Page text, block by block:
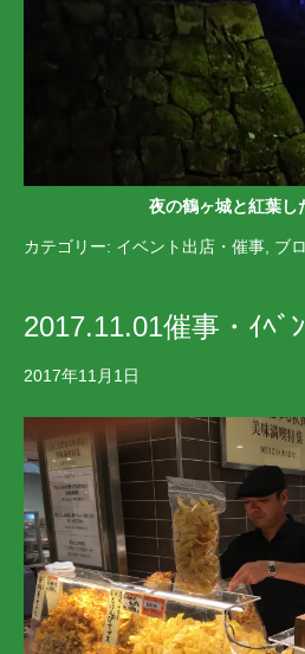
夜の鶴ヶ城と紅葉し
カテゴリー: イベント出店・催事 ブ
2017.11.01催事・ｲﾍﾞ
2017年11月1日